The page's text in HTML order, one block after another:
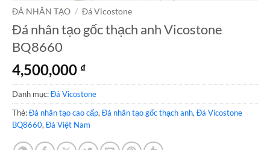
ĐÁ NHÂN TẠO / Đá Vicostone
Đá nhân tạo gốc thạch anh Vicostone
BQ8660
4,500,000 ₫
Danh mục:Đá Vicostone
Thẻ:Đá nhân tạo cao cấp, Đá nhân tạo gốc thạch anh, Đá Vicostone
BQ8660, Đá Việt Nam